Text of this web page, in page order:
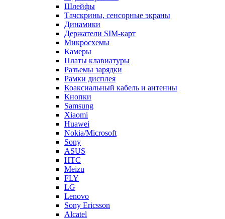
Микросхемы
Камеры
Платы клавиатуры
Разъемы зарядки
Рамки дисплея
Коаксиальный кабель и антенны
Кнопки
Samsung
Xiaomi
Huawei
Nokia/Microsoft
Sony
ASUS
HTC
Meizu
FLY
LG
Lenovo
Sony Ericsson
Alcatel
ZTE
Explay
Motorola
Oppo